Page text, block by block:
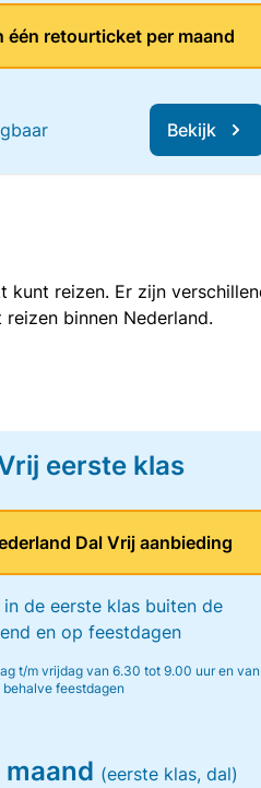
één retourticket per maand
Bekijk
reizen. Er zijn
binnen Nederland.
eerste klas
Dal Vrij aanbieding
de eerste klas buiten de
en op feestdagen
t/m vrijdag van 6.30 tot 9.00 uur en van
feestdagen
(eerste klas, dal)